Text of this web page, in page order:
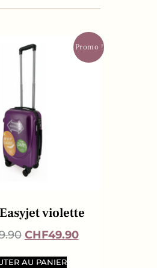
Promo !
violette
CHF49.90
AU PANIER